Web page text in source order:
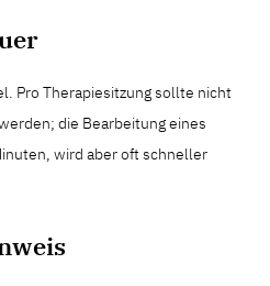
Pro Therapiesitzung sollte nicht
die Bearbeitung eines
wird aber oft schneller